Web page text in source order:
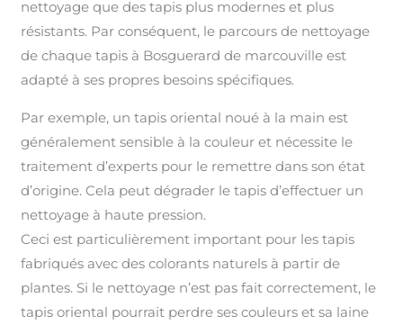
nettoyage que des tapis plus modernes et plus
résistants. Par conséquent, le parcours de nettoyage
de chaque tapis à Bosguerard de marcouville est
adapté à ses propres besoins spécifiques.
Par exemple, un tapis oriental noué à la main est
généralement sensible à la couleur et nécessite le
traitement d’experts pour le remettre dans son état
d’origine. Cela peut dégrader le tapis d’effectuer un
nettoyage à haute pression.
Ceci est particulièrement important pour les tapis
fabriqués avec des colorants naturels à partir de
plantes. Si le nettoyage n’est pas fait correctement, le
tapis oriental pourrait perdre ses couleurs et sa laine